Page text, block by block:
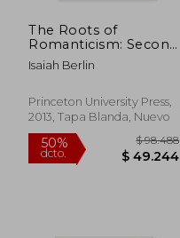
The Roots of
Romanticism: Second
Edition (The a. W.
Mellon Lectures in
Inglés)
Isaiah Berlin
Princeton University Press,
2013, Tapa Blanda, Nuevo